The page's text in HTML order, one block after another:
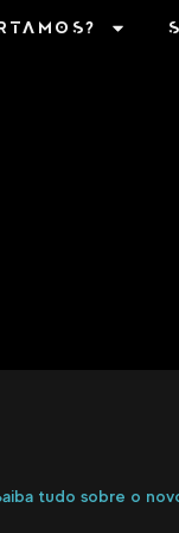
tudo sobre o